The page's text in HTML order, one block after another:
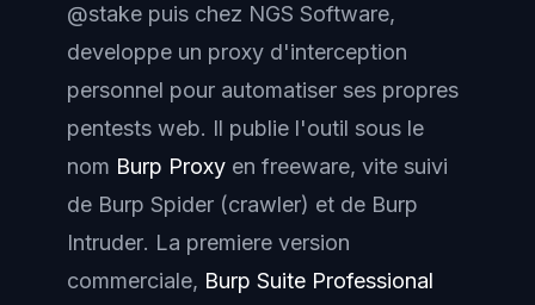
@stake puis chez NGS Software,
developpe un proxy d'interception
personnel pour automatiser ses propres
pentests web. Il publie l'outil sous le
nom Burp Proxy en freeware, vite suivi
de Burp Spider (crawler) et de Burp
Intruder. La premiere version
commerciale, Burp Suite Professional